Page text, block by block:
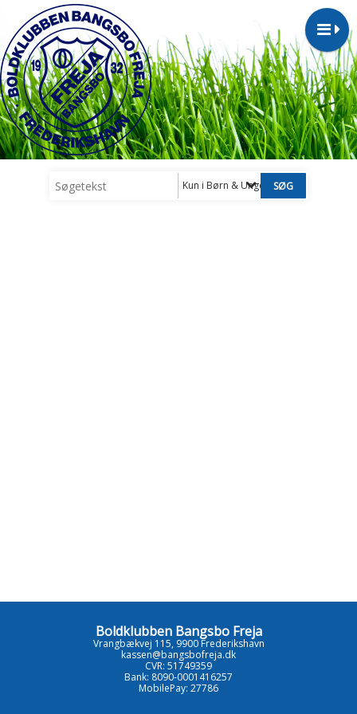
Kun i Børn & Ungdom
Boldklubben Bangsbo Freja
Vrangbækvej 115, 9900 Frederikshavn
kassen@bangsbofreja.dk
CVR: 51749359
Bank: 8090-0001416257
MobilePay: 27786